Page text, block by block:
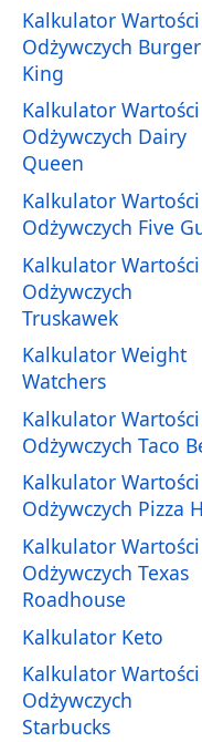
Kalkulator Wartości
Odżywczych Burger
King
Kalkulator Wartości
Odżywczych Dairy
Queen
Kalkulator Wartości
Odżywczych Five
Kalkulator Wartości
Odżywczych
Truskawek
Kalkulator Weight
Watchers
Kalkulator Wartości
Odżywczych Taco
Kalkulator Wartości
Odżywczych Pizza
Kalkulator Wartości
Odżywczych Texas
Roadhouse
Kalkulator Keto
Kalkulator Wartości
Odżywczych
Starbucks